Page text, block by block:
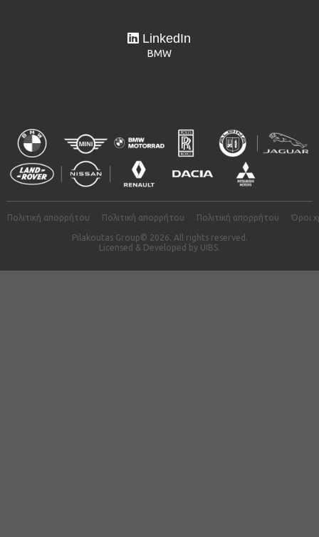
LinkedIn
BMW
Πολιτική απορρήτου Πολιτική απορρήτου Πολιτική απορρήτου Όροι
Pilakoutas Group© 2026. All rights reserved.
Licensed & Developed by UIBS.